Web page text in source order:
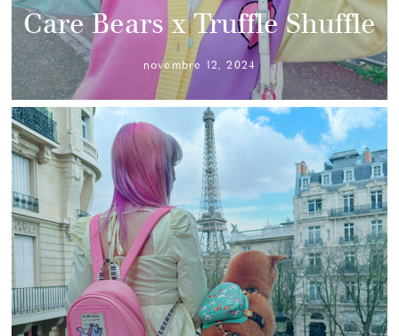
Care Bears x Truffle Shuffle
novembre 12, 2024